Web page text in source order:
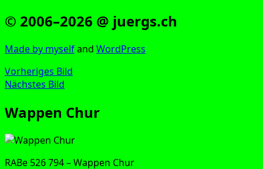
© 2006–2026 @ juergs.ch
Made by mys­elfand Word­Press
Vorheriges Bild
Nächstes Bild
Wappen Chur
RABe 526 794 – Wap­pen Chur